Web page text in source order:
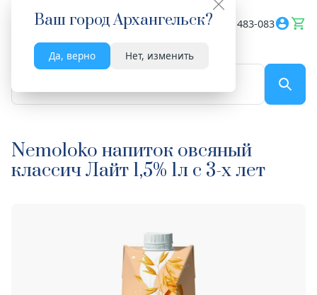
Ваш городАрхангельск?
Да, верно Нет, изменить
Весь сайт 8182 483-083
Nemoloko напиток овсяный
классич Лайт 1,5% 1л с 3-х лет